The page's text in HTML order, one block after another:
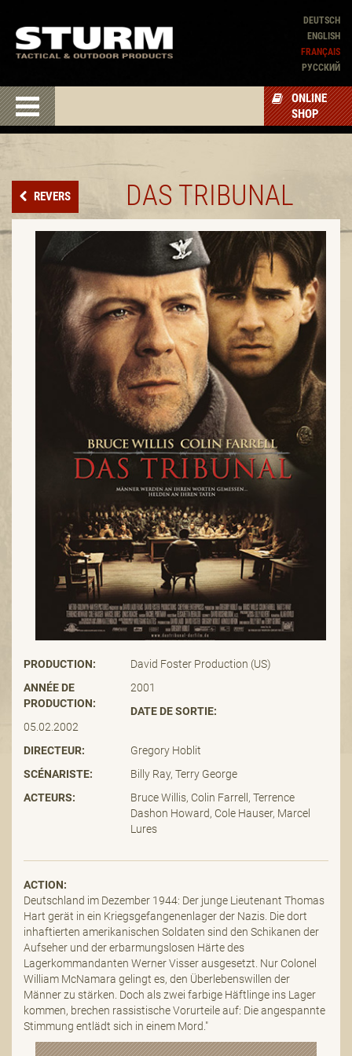
DEUTSCH
ENGLISH
FRANÇAIS
PУССКИЙ
ONLINE
SHOP
REVERS DAS TRIBUNAL
PRODUCTION:
David Foster Production (US)
ANNÉE DE
PRODUCTION:
2001
DATE DE SORTIE:
05.02.2002
DIRECTEUR:
Gregory Hoblit
SCÉNARISTE:
Billy Ray, Terry George
ACTEURS:
Bruce Willis, Colin Farrell, Terrence
Dashon Howard, Cole Hauser, Marcel
Lures
ACTION:
Deutschland im Dezember 1944: Der junge Lieutenant Thomas
Hart gerät in ein Kriegsgefangenenlager der Nazis. Die dort
inhaftierten amerikanischen Soldaten sind den Schikanen der
Aufseher und der erbarmungslosen Härte des
Lagerkommandanten Werner Visser ausgesetzt. Nur Colonel
William McNamara gelingt es, den Überlebenswillen der
Männer zu stärken. Doch als zwei farbige Häftlinge ins Lager
kommen, brechen rassistische Vorurteile auf: Die angespannte
Stimmung entlädt sich in einem Mord."